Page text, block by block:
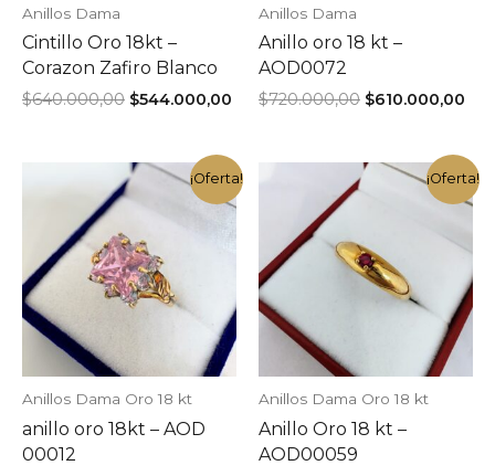
Anillos Dama
Cintillo Oro 18kt –
Corazon Zafiro Blanco
$640.000,00 El
era:
$640.000,00.
$544.000,00
es:
$544.000,00.
Anillos Dama
Anillo oro 18 kt –
AOD0072
$720.000,00 El
era:
$720.000,00.
$610.000,00
es:
¡Oferta!
Anillos Dama Oro 18 kt
anillo oro 18kt – AOD
00012
¡Oferta!
Anillos Dama Oro 18 kt
Anillo Oro 18 kt –
AOD00059